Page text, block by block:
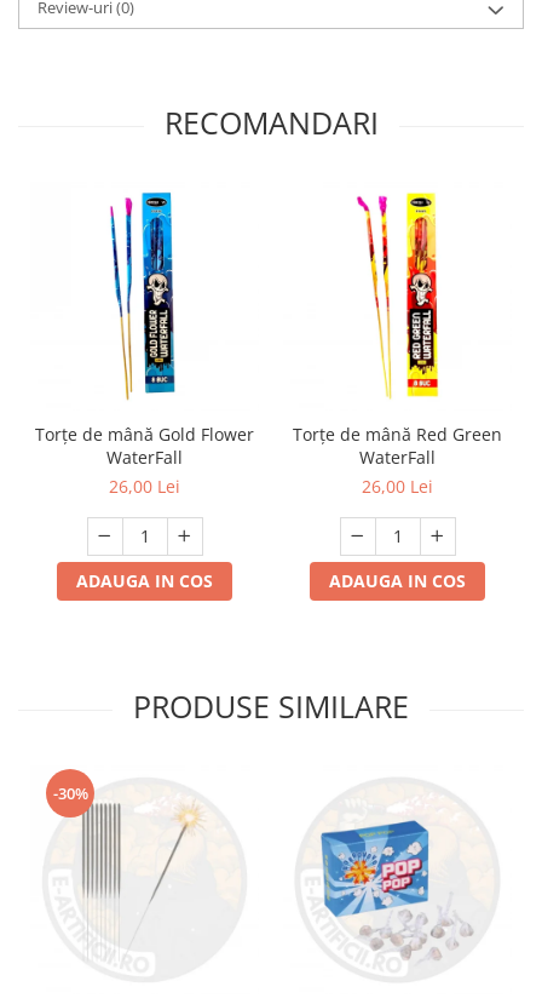
Review-uri(0)
RECOMANDARI
Torțe de mână Gold Flower
WaterFall
26,00 Lei
ADAUGA IN COS
Torțe de mână Red Green
WaterFall
26,00 Lei
ADAUGA IN COS
PRODUSE SIMILARE
-30%